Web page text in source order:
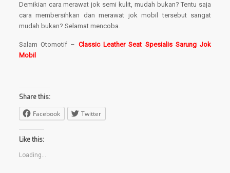
Demikian cara merawat jok semi kulit, mudah bukan? Tentu saja
cara membersihkan dan merawat jok mobil tersebut sangat
mudah bukan? Selamat mencoba.
Salam Otomotif – Classic Leather Seat Spesialis Sarung Jok
Mobil
Share this:
Facebook Twitter
Like this:
Loading...